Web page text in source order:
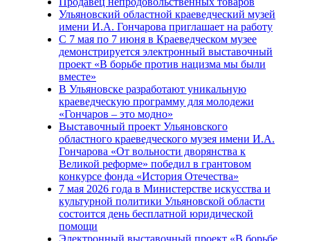
Ульяновский областной краеведческий музей
имени И.А. Гончарова приглашает на работу
С 7 мая по 7 июня в Краеведческом музее
демонстрируется электронный выставочный
проект «В борьбе против нацизма мы были
вместе»
В Ульяновске разработают уникальную
краеведческую программу для молодежи
«Гончаров – это модно»
Выставочный проект Ульяновского
областного краеведческого музея имени И.А.
Гончарова «От вольности дворянства к
Великой реформе» победил в грантовом
конкурсе фонда «История Отечества»
7 мая 2026 года в Министерстве искусства и
культурной политики Ульяновской области
состоится день бесплатной юридической
помощи
Электронный выставочный проект «В борьбе